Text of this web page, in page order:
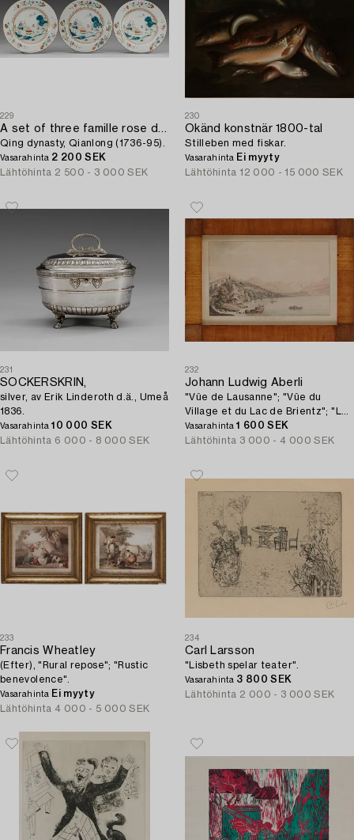
229
A set of three famille rose dinner plates,
Qing dynasty, Qianlong (1736-95).
Vasarahinta 2 200 SEK
Lähtöhinta 2 500 - 3 000 SEK
230
Okänd konstnär 1800-tal
Stilleben med fiskar.
Vasarahinta Ei myyty
Lähtöhinta 12 000 - 15 000 SEK
231
SOCKERSKRIN,
silver, av Erik Linderoth d.ä., Umeå
1836.
Vasarahinta10 000 SEK
Lähtöhinta 6 000 - 8 000 SEK
232
Johann Ludwig Aberli
"Vûe de Lausanne"; "Vûe du
Village et du Lac de Brientz"; "La
Vallé Oberhasli" (3).
Vasarahinta1 600 SEK
Lähtöhinta 3 000 - 4 000 SEK
233
Francis Wheatley
(Efter), "Rural repose"; "Rustic
benevolence".
Vasarahinta Ei myyty
Lähtöhinta 4 000 - 5 000 SEK
234
Carl Larsson
"Lisbeth spelar teater".
Vasarahinta 3 800 SEK
Lähtöhinta 2 000 - 3 000 SEK